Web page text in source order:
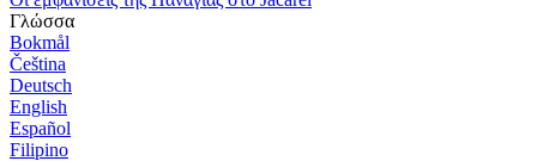
Γλώσσα
Bokmål
Čeština
Deutsch
English
Español
Filipino